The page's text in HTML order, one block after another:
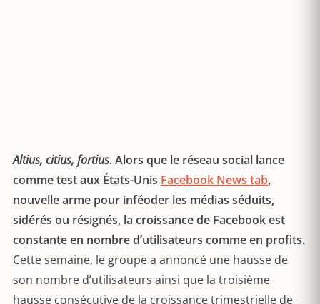
Altius, citius, fortius. Alors que le réseau social lance
comme test aux États-Unis Facebook News tab,
nouvelle arme pour inféoder les médias séduits,
sidérés ou résignés, la croissance de Facebook est
constante en nombre d’utilisateurs comme en profits.
Cette semaine, le groupe a annoncé une hausse de
son nombre d’utilisateurs ainsi que la troisième
hausse consécutive de la croissance trimestrielle de